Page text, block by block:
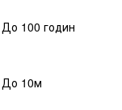
До 100 годин
До 10м